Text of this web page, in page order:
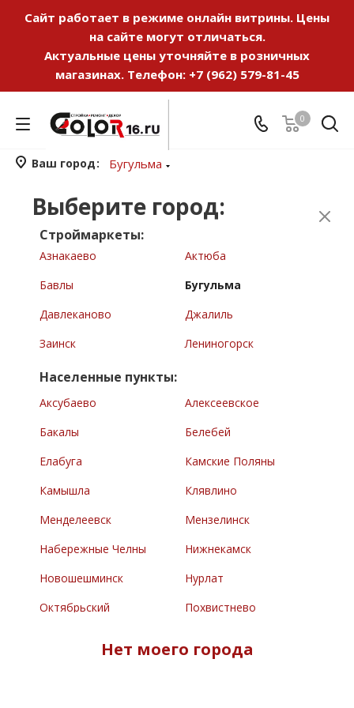
Сайт работает в режиме онлайн витрины. Цены
на сайте могут отличаться.
Актуальные цены уточняйте в розничных
магазинах. Телефон: +7 (962) 579-81-45
0
Ваш город Бугульма
Выберите город:
Строймаркеты:
Азнакаево
Актюба
Бавлы
Бугульма
Давлеканово
Джалиль
Заинск
Лениногорск
Населенные пункты:
Аксубаево
Алексеевское
Бакалы
Белебей
Елабуга
Камские Поляны
Камышла
Клявлино
Менделеевск
Мензелинск
Набережные Челны
Нижнекамск
Новошешминск
Нурлат
Октябрьский
Похвистнево
Нет моего города